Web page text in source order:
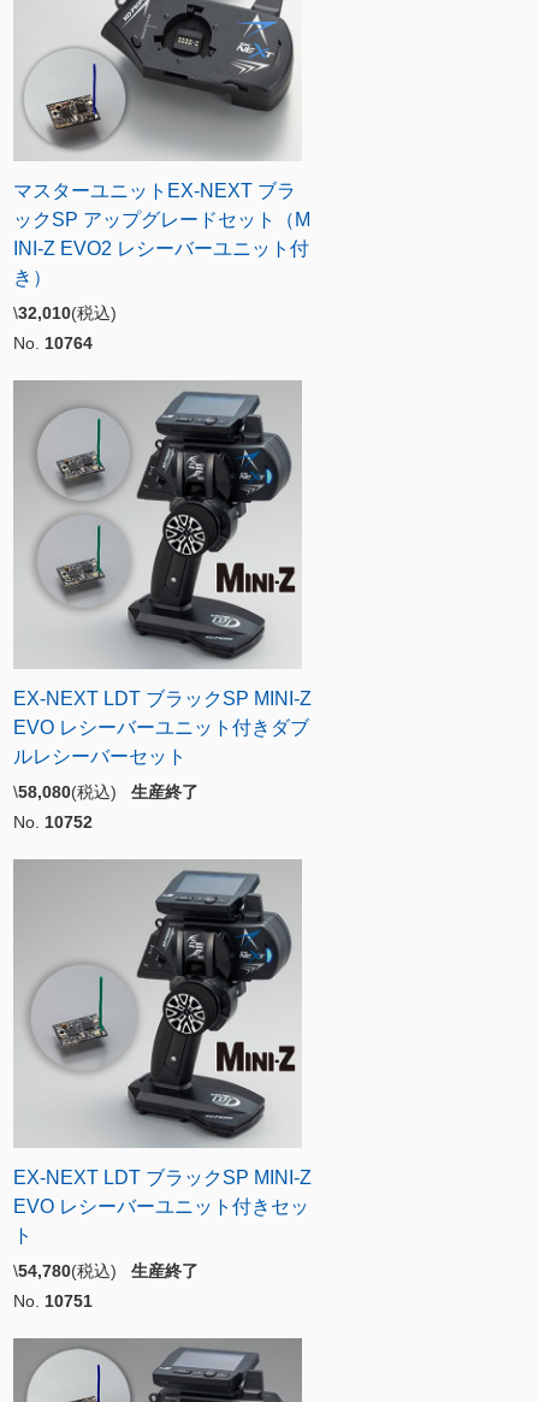
マスターユニットEX-NEXT ブラ
ックSP アップグレードセット（M
INI-Z EVO2 レシーバーユニット付
き）
\32,010(税込)
No. 10764
EX-NEXT LDT ブラックSP MINI-Z
EVO レシーバーユニット付きダブ
ルレシーバーセット
\58,080(税込) 生産終了
No. 10752
EX-NEXT LDT ブラックSP MINI-Z
EVO レシーバーユニット付きセッ
ト
\54,780(税込) 生産終了
No. 10751